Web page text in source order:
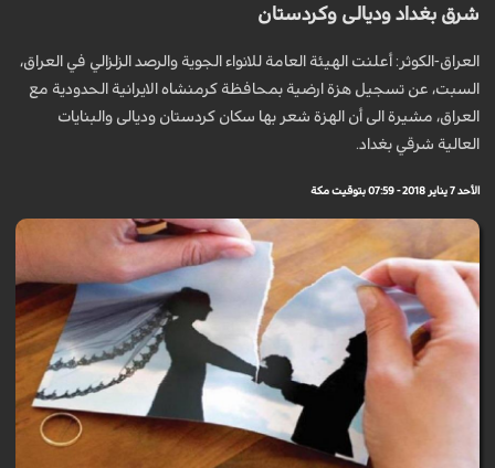
شرق بغداد وديالى وكردستان
العراق-الكوثر: أعلنت الهيئة العامة للانواء الجوية والرصد الزلزالي في العراق،
السبت، عن تسجيل هزة ارضية بمحافظة كرمنشاه الايرانية الحدودية مع
العراق، مشيرة الى أن الهزة شعر بها سكان كردستان وديالى والبنايات
العالية شرقي بغداد.
الأحد 7 يناير 2018 - 07:59 بتوقيت مكة